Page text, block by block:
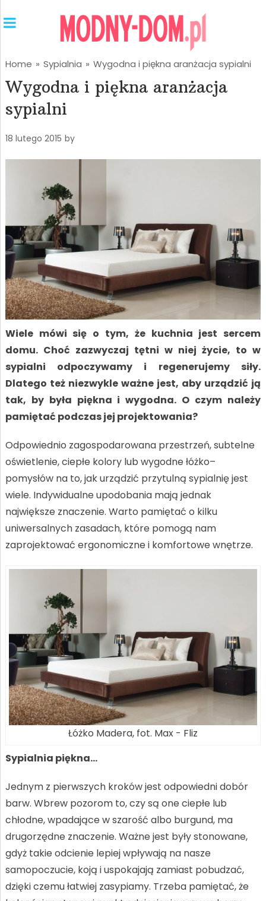
Home » Sypialnia » Wygodna i piękna aranżacja sypialni
Wygodna i piękna aranżacja
sypialni
18 lutego 2015 by
Wiele mówi się o tym, że kuchnia jest sercem
domu. Choć zazwyczaj tętni w niej życie, to w
sypialni odpoczywamy i regenerujemy siły.
Dlatego też niezwykle ważne jest, aby urządzić ją
tak, by była piękna i wygodna. O czym należy
pamiętać podczas jej projektowania?
Odpowiednio zagospodarowana przestrzeń, subtelne
oświetlenie, ciepłe kolory lub wygodne łóżko–
pomysłów na to, jak urządzić przytulną sypialnię jest
wiele. Indywidualne upodobania mają jednak
największe znaczenie. Warto pamiętać o kilku
uniwersalnych zasadach, które pomogą nam
zaprojektować ergonomiczne i komfortowe wnętrze.
Łóżko Madera, fot. Max - Fliz
Sypialnia piękna…
Jednym z pierwszych kroków jest odpowiedni dobór
barw. Wbrew pozorom to, czy są one ciepłe lub
chłodne, wpadające w szarość albo burgund, ma
drugorzędne znaczenie. Ważne jest były stonowane,
gdyż takie odcienie lepiej wpływają na nasze
samopoczucie, koją i uspokajają zamiast pobudzać,
dzięki czemu łatwiej zasypiamy. Trzeba pamiętać, że